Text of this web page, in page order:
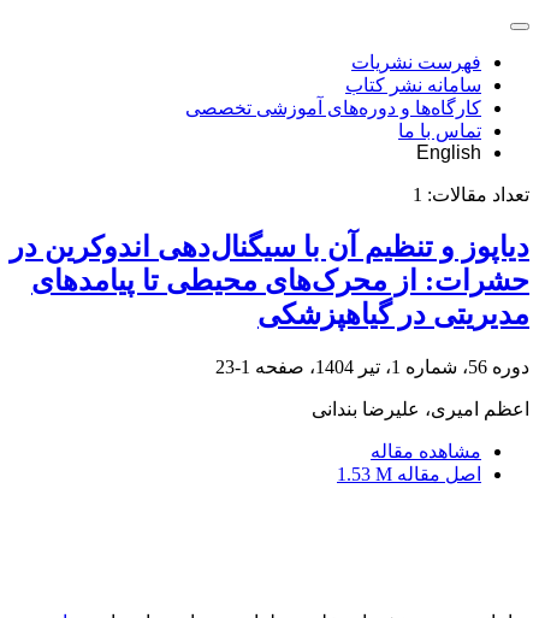
فهرست نشریات
سامانه نشر کتاب
کارگاه‌ها و دوره‌های آموزشی تخصصی
تماس با ما
English
تعداد مقالات: 1
دیاپوز و تنظیم آن با سیگنال‌دهی اندوکرین در
حشرات: از محرک‌های محیطی تا پیامدهای
مدیریتی در گیاهپزشکی
دوره 56، شماره 1، تیر 1404، صفحه 1-23
اعظم امیری، علیرضا بندانی
مشاهده مقاله
اصل مقاله 1.53 M